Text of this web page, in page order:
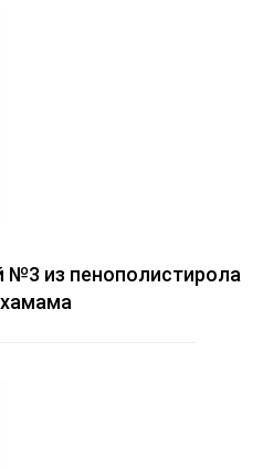
№3 из пенополистирола